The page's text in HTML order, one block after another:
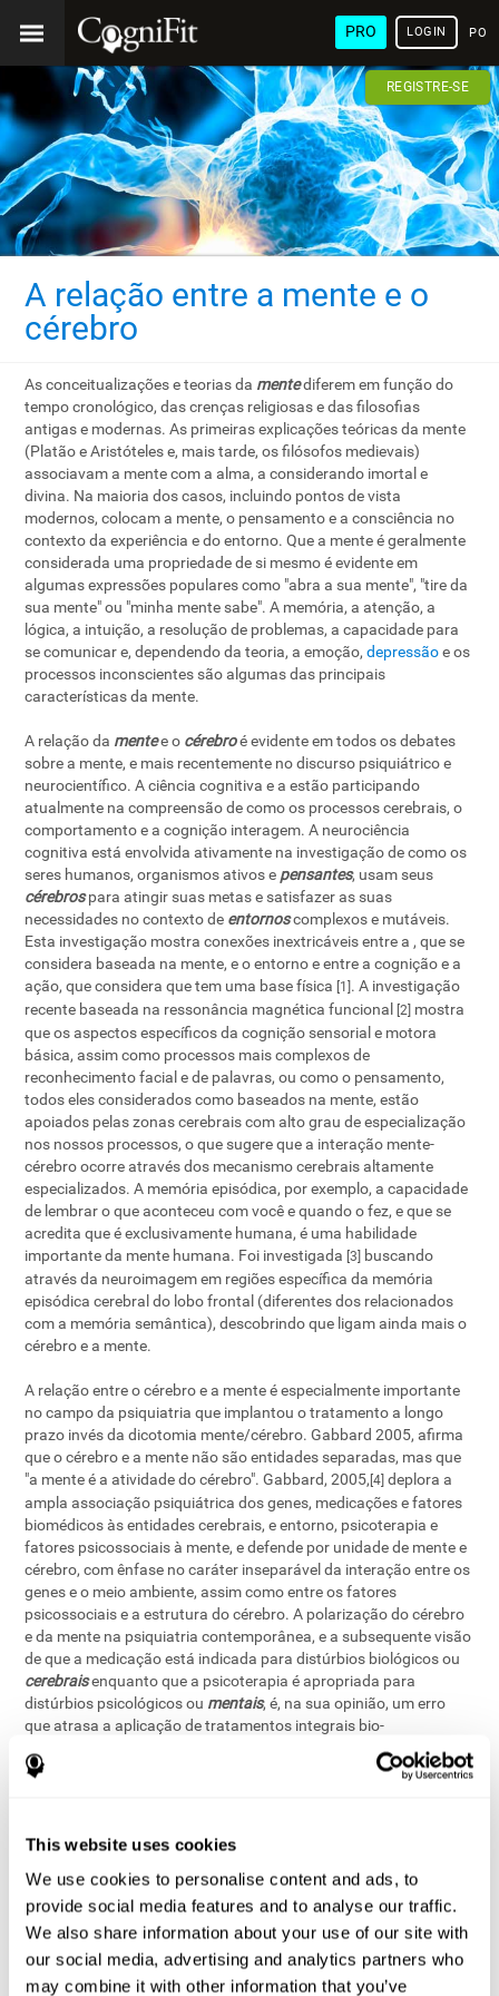
This website uses cookies
We use cookies to personalise content and ads, to
provide social media features and to analyse our traffic.
We also share information about your use of our site with
our social media, advertising and analytics partners who
may combine it with other information that you’ve
PRO LOGIN
REGISTRE-SE
A relação entre a mente e o
cérebro
As conceitualizações e teorias da mentediferem em função do
tempo cronológico, das crenças religiosas e das filosofias
antigas e modernas. As primeiras explicações teóricas da mente
(Platão e Aristóteles e, mais tarde, os filósofos medievais)
associavam a mente com a alma, a considerando imortal e
divina. Na maioria dos casos, incluindo pontos de vista
modernos, colocam a mente, o pensamento e a consciência no
contexto da experiência e do entorno. Que a mente é geralmente
considerada uma propriedade de si mesmo é evidente em
algumas expressões populares como "abra a sua mente", "tire da
sua mente" ou "minha mente sabe". A memória, a atenção, a
lógica, a intuição, a resolução de problemas, a capacidade para
se comunicar e, dependendo da teoria, a emoção,depressãoe os
processos inconscientes são algumas das principais
características da mente.
A relação da mentee o cérebroé evidente em todos os debates
sobre a mente, e mais recentemente no discurso psiquiátrico e
neurocientífico. A ciência cognitiva e aestão participando
atualmente na compreensão de como os processos cerebrais, o
comportamento e a cognição interagem. A neurociência
cognitiva está envolvida ativamente na investigação de como os
seres humanos, organismos ativos e pensantes, usam seus
cérebrospara atingir suas metas e satisfazer as suas
necessidades no contexto de entornoscomplexos e mutáveis.
Esta investigação mostra conexões inextricáveis entre a , que se
considera baseada na mente, e o entorno e entre a cognição e a
ação, que considera que tem uma base física [1] . A investigação
recente baseada na ressonância magnética funcional[2] mostra
que os aspectos específicos da cognição sensorial e motora
básica, assim como processos mais complexos de
reconhecimento facial e de palavras, ou como o pensamento,
todos eles considerados como baseados na mente, estão
apoiados pelas zonas cerebrais com alto grau de especialização
nos nossos processos, o que sugere que a interação mente-
cérebro ocorre através dos mecanismo cerebrais altamente
especializados. A memória episódica, por exemplo, a capacidade
de lembrar o que aconteceu com você e quando o fez, e que se
acredita que é exclusivamente humana, é uma habilidade
importante da mente humana. Foi investigada[3]
buscando
através da neuroimagem em regiões específica da memória
episódica cerebral do lobo frontal (diferentes dos relacionados
com a memória semântica), descobrindo que ligam ainda mais o
cérebro e a mente.
A relação entre o cérebro e a mente é especialmente importante
no campo da psiquiatria que implantou o tratamento a longo
prazo invés da dicotomia mente/cérebro. Gabbard 2005, afirma
que o cérebro e a mente não são entidades separadas, mas que
"a mente é a atividade do cérebro". Gabbard, 2005,[4] deplora a
ampla associação psiquiátrica dos genes, medicações e fatores
biomédicos às entidades cerebrais, e entorno, psicoterapia e
fatores psicossociais à mente, e defende por unidade de mente e
cérebro, com ênfase no caráter inseparável da interação entre os
genes e o meio ambiente, assim como entre os fatores
psicossociais e a estrutura do cérebro. A polarização do cérebro
e da mente na psiquiatria contemporânea, e a subsequente visão
de que a medicação está indicada para distúrbios biológicos ou
cerebraisenquanto que a psicoterapia é apropriada para
distúrbios psicológicos ou mentais, é, na sua opinião, um erro
que atrasa a aplicação de tratamentos integrais bio-
associadas com a mente jogam um importante papel na base
conclusão é baseada nos resultados das investigações de
neuroimagem do efeito da psicoterapia em pacientes com
transtorno obsessivo compulsivo, transtorno de pânico ou
transtorno depressivo maior unipolar; o que demonstra que as
funções e os processos implicados na atividade cerebral afetam